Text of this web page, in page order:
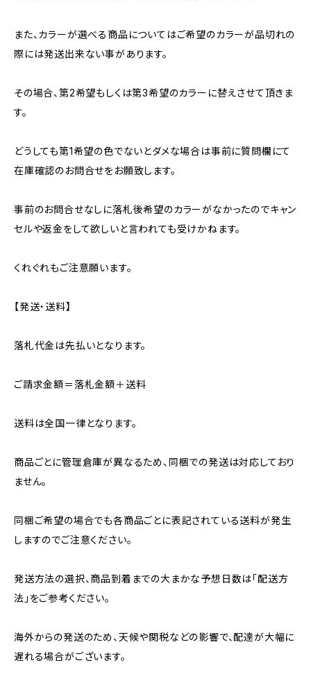
また、カラーが選べる商品についてはご希望のカラーが品切れの
際には発送出来ない事があります。
その場合、第2希望もしくは第3希望のカラーに替えさせて頂きま
す。
どうしても第1希望の色でないとダメな場合は事前に質問欄にて
在庫確認のお問合せをお願致します。
事前のお問合せなしに落札後希望のカラーがなかったのでキャン
セルや返金をして欲しいと言われても受けかねます。
くれぐれもご注意願います。
【発送・送料】
落札代金は先払いとなります。
ご請求金額＝落札金額＋送料
送料は全国一律となります。
商品ごとに管理倉庫が異なるため、同梱での発送は対応しており
ません。
同梱ご希望の場合でも各商品ごとに表記されている送料が発生
しますのでご注意ください。
発送方法の選択、商品到着までの大まかな予想日数は「配送方
法」をご参考ください。
海外からの発送のため、天候や関税などの影響で、配達が大幅に
遅れる場合がございます。